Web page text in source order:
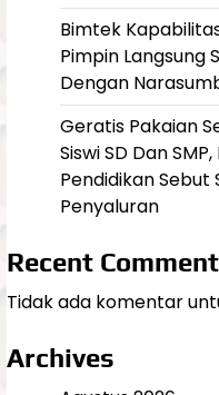
Bimtek
Pimpin
Dengan
Geratis Pakaian
Siswi SD Dan
Pendidikan Sebut
Penyaluran
Recent
Tidak ada komentar
Archives